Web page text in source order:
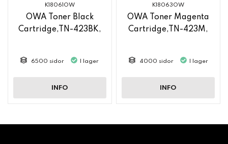
K18061OW
OWA Toner Black
Cartridge,TN-423BK,
6500 sidor I lager
INFO
K18063OW
OWA Toner Magenta
Cartridge,TN-423M,
4000 sidor I lager
INFO